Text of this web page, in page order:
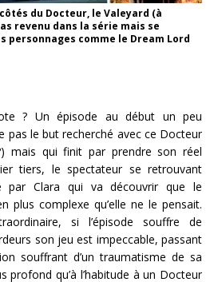
du Docteur, le Valeyard (à
revenu dans la série mais se
personnages comme le Dream Lord
? Un épisode au début un peu
pas le but recherché avec ce Docteur
mais qui finit par prendre son réel
tiers, le spectateur se retrouvant
par Clara qui va découvrir que le
plus complexe qu’elle ne le pensait.
si l’épisode souffre de
son jeu est impeccable, passant
souffrant d’un traumatisme de sa
profond qu’à l’habitude à un Docteur